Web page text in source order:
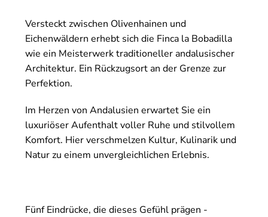
Versteckt zwischen Olivenhainen und
Eichenwäldern erhebt sich die Finca la Bobadilla
wie ein Meisterwerk traditioneller andalusischer
Architektur. Ein Rückzugsort an der Grenze zur
Perfektion.
Im Herzen von Andalusien erwartet Sie ein
luxuriöser Aufenthalt voller Ruhe und stilvollem
Komfort. Hier verschmelzen Kultur, Kulinarik und
Natur zu einem unvergleichlichen Erlebnis.
Fünf Eindrücke, die dieses Gefühl prägen -